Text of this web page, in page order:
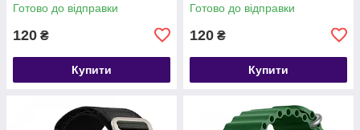
Готово до відправки
120 ₴
Купити
Готово до відправки
120 ₴
Купити